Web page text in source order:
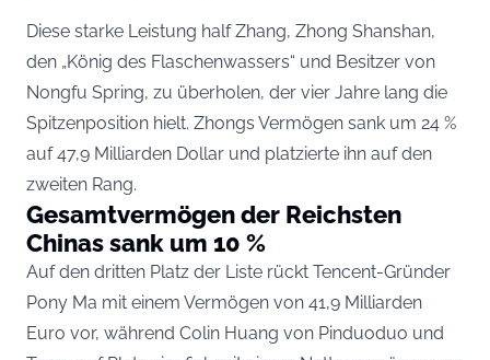
Diese starke Leistung half Zhang, Zhong Shanshan,
den „König des Flaschenwassers“ und Besitzer von
Nongfu Spring, zu überholen, der vier Jahre lang die
Spitzenposition hielt. Zhongs Vermögen sank um 24 %
auf 47,9 Milliarden Dollar und platzierte ihn auf den
zweiten Rang.
Gesamtvermögen der Reichsten
Chinas sank um 10 %
Auf den dritten Platz der Liste rückt Tencent-Gründer
Pony Ma mit einem Vermögen von 41,9 Milliarden
Euro vor, während Colin Huang von Pinduoduo und